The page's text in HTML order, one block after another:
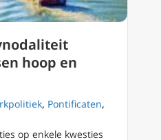
hoop en
, Pontificaten,
op enkele kwesties